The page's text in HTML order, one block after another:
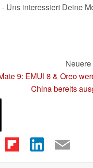
Uns interessiert Deine
9: EMUI 8 & Oreo
China bereits